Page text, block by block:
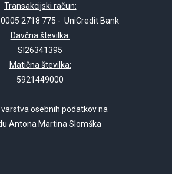
Transakcijski račun:
2718 775 - UniCredit Bank
Davčna številka:
SI26341395
Matična številka:
5921449000
varstva osebnih podatkov na
Antona Martina Slomška